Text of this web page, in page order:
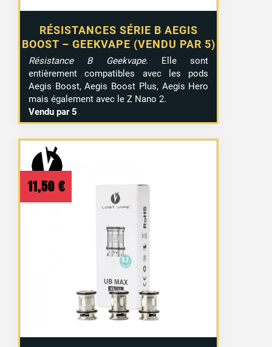
RÉSISTANCES SÉRIE B AEGIS
BOOST – GEEKVAPE (VENDU PAR 5)
Résistance B Geekvape. Elle sont
entièrement compatibles avec les pods
Aegis Boost, Aegis Boost Plus, Aegis Hero
mais également avec le Z Nano 2.
Vendu par 5
11,50 €